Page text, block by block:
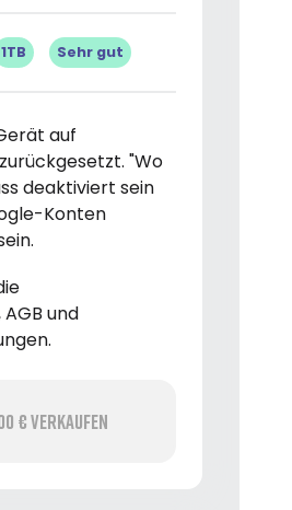
1TB Sehr gut
auf
"Wo
deaktiviert sein
Konten
und
€ verkaufen